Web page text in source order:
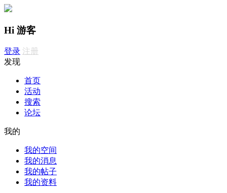
Hi 游客
登录 注册
发现
首页
活动
搜索
论坛
我的
我的空间
我的消息
我的帖子
我的资料